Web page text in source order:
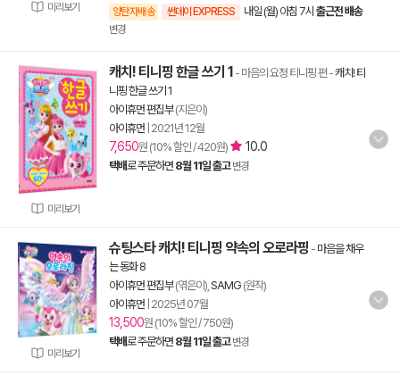
미리보기 양탄자배송 썬데이 EXPRESS 내일 (월) 아침 7시 출근전 배송
변경
미리보기
캐치! 티니핑 한글 쓰기 1 - 마음의 요정 티니핑 편 -캐치! 티
니핑 한글 쓰기 1
아이휴먼 편집부(지은이)
아이휴먼 2021년 12월
7,650원 (10% 할인 / 420원) 10.0
택배로 주문하면 8월 11일 출고 변경
미리보기
슈팅스타 캐치! 티니핑 약속의 오로라핑 - 마음을 채우
는 동화 8
아이휴먼 편집부(엮은이), SAMG (원작)
아이휴먼 2025년 07월
13,500원 (10% 할인 / 750원)
택배로 주문하면 8월 11일 출고 변경